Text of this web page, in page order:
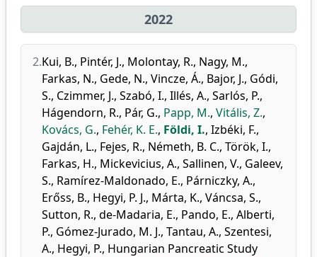
2022
2.Kui, B., Pintér, J., Molontay, R., Nagy, M.,
Farkas, N., Gede, N., Vincze, Á., Bajor, J., Gódi,
S., Czimmer, J., Szabó, I., Illés, A., Sarlós, P.,
Hágendorn, R., Pár, G., Papp, M., Vitális, Z.,
Kovács, G., Fehér, K. E., Földi, I., Izbéki, F.,
Gajdán, L., Fejes, R., Németh, B. C., Török, I.,
Farkas, H., Mickevicius, A., Sallinen, V., Galeev,
S., Ramírez-Maldonado, E., Párniczky, A.,
Erőss, B., Hegyi, P. J., Márta, K., Váncsa, S.,
Sutton, R., de-Madaria, E., Pando, E., Alberti,
P., Gómez-Jurado, M. J., Tantau, A., Szentesi,
A., Hegyi, P., Hungarian Pancreatic Study